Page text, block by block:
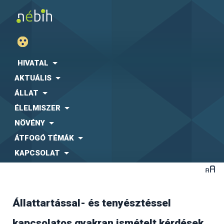
HIVATAL
AKTUÁLIS
ÁLLAT
ÉLELMISZER
NÖVÉNY
ÁTFOGÓ TÉMÁK
KAPCSOLAT
Állattartással- és tenyésztéssel
A jelenlegi ellátó rendszer az un. egy beszállítós